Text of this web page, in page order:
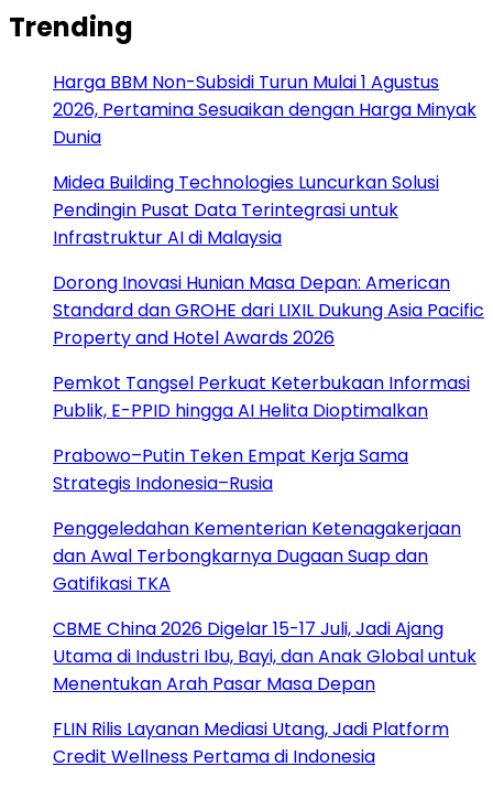
Trending
Harga BBM Non-Subsidi Turun Mulai 1 Agustus
2026, Pertamina Sesuaikan dengan Harga Minyak
Dunia
Midea Building Technologies Luncurkan Solusi
Pendingin Pusat Data Terintegrasi untuk
Infrastruktur AI di Malaysia
Dorong Inovasi Hunian Masa Depan: American
Standard dan GROHE dari LIXIL Dukung Asia Pacific
Property and Hotel Awards 2026
Pemkot Tangsel Perkuat Keterbukaan Informasi
Publik, E-PPID hingga AI Helita Dioptimalkan
Prabowo–Putin Teken Empat Kerja Sama
Strategis Indonesia–Rusia
Penggeledahan Kementerian Ketenagakerjaan
dan Awal Terbongkarnya Dugaan Suap dan
Gatifikasi TKA
CBME China 2026 Digelar 15-17 Juli, Jadi Ajang
Utama di Industri Ibu, Bayi, dan Anak Global untuk
Menentukan Arah Pasar Masa Depan
FLIN Rilis Layanan Mediasi Utang, Jadi Platform
Credit Wellness Pertama di Indonesia